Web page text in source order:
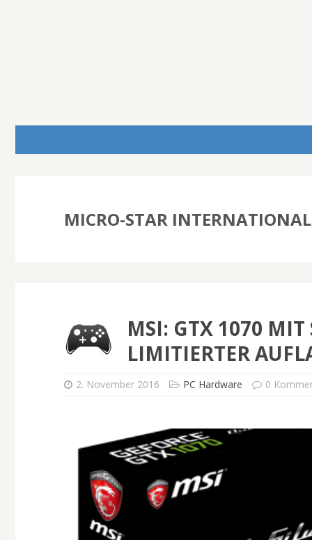
MICRO-STAR INTERNATIONAL
MSI: GTX 1070
LIMITIERTER
2. November 2016 PC Hardware 0